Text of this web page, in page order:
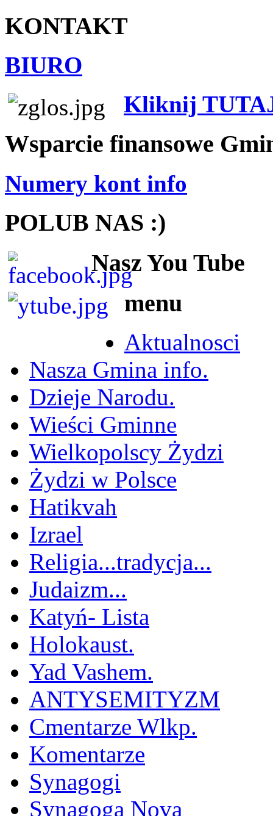
KONTAKT
BIURO
Kliknij
Wsparcie finansowe
Numery kont info
POLUB NAS :)
Nasz You Tube
menu
Aktualnosci
Nasza Gmina info.
Dzieje Narodu.
Wieści Gminne
Wielkopolscy Żydzi
Żydzi w Polsce
Hatikvah
Izrael
Religia...tradycja...
Judaizm...
Katyń- Lista
Holokaust.
Yad Vashem.
ANTYSEMITYZM
Cmentarze Wlkp.
Komentarze
Synagogi
Synagoga Nova